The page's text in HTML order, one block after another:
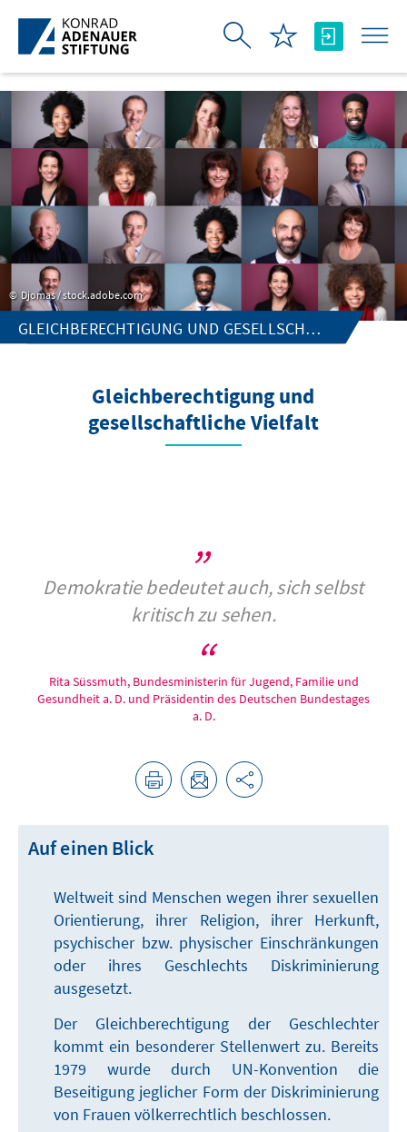
Skip to Main Content
Djomas / stock.adobe.com
GLEICHBERECHTIGUNG UND GESELLSCHAFTLICHE VIELFALT
Gleichberechtigung und
gesellschaftliche Vielfalt
Demokratie bedeutet auch, sich selbst
kritisch zu sehen.
Rita Süssmuth, Bundesministerin für Jugend, Familie und
Gesundheit a. D. und Präsidentin des Deutschen Bundestages
a. D.
Auf einen Blick
Weltweit sind Menschen wegen ihrer sexuellen
Orientierung, ihrer Religion, ihrer Herkunft,
psychischer bzw. physischer Einschränkungen
oder ihres Geschlechts Diskriminierung
ausgesetzt.
Der Gleichberechtigung der Geschlechter
kommt ein besonderer Stellenwert zu. Bereits
1979 wurde durch UN-Konvention die
Beseitigung jeglicher Form der Diskriminierung
von Frauen völkerrechtlich beschlossen.